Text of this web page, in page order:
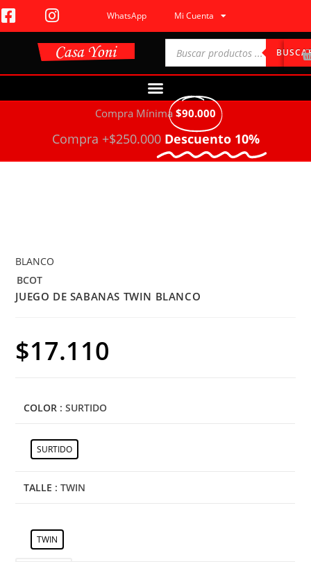
WhatsApp Mi Cuenta
Compra Mínima $90.000
Compra +$250.000 Descuento 10%
BLANCO
BCOT
JUEGO DE SABANAS TWIN BLANCO
$17.110
COLOR : SURTIDO
SURTIDO
TALLE : TWIN
TWIN